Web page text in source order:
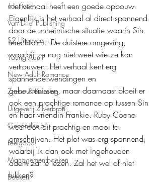
non-fictie
Van Driel Publishing
S2 Uitgevers
Young Adult
New Adult Romance
Zomer & Keuning
Uitgeverij Zilverbron
Gezondheid
Feelgood
Managementboeken
Boekerij
Het verhaal heeft een goede opbouw.
Eigenlijk is het verhaal al direct spannend
door de unheimische situatie waarin Sin
terechtkomt. De duistere omgeving,
waarbij ze nog niet weet wie ze kan
vertrouwen. Het verhaal kent erg
spannende wendingen en
gebeurtenissen, maar daarnaast bloeit er
ook een prachtige romance op tussen Sin
en haar vriendin Frankie. Ruby Coene
weet ook dit prachtig en mooi te
omschrijven. Het plot was erg spannend,
waarbij ik dan ook met ingehouden
adem zat te lezen. Zal het wel of niet
lukken?